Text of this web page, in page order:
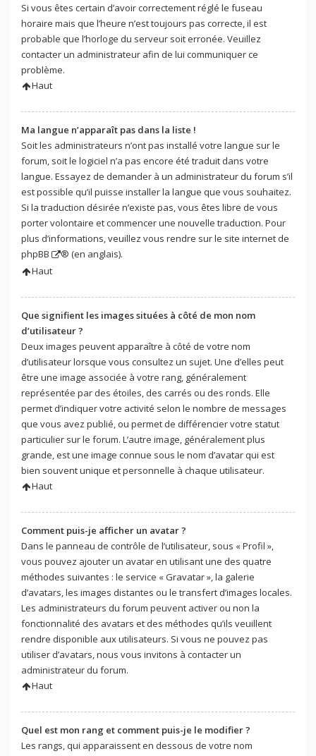
Si vous êtes certain d’avoir correctement réglé le fuseau
horaire mais que l’heure n’est toujours pas correcte, il est
probable que l’horloge du serveur soit erronée. Veuillez
contacter un administrateur afin de lui communiquer ce
problème.
Haut
Ma langue n’apparaît pas dans la liste !
Soit les administrateurs n’ont pas installé votre langue sur le
forum, soit le logiciel n’a pas encore été traduit dans votre
langue. Essayez de demander à un administrateur du forum s’il
est possible qu’il puisse installer la langue que vous souhaitez.
Si la traduction désirée n’existe pas, vous êtes libre de vous
porter volontaire et commencer une nouvelle traduction. Pour
plus d’informations, veuillez vous rendre surle site internet de
phpBB
® (en anglais).
Haut
Que signifient les images situées à côté de mon nom
d’utilisateur ?
Deux images peuvent apparaître à côté de votre nom
d’utilisateur lorsque vous consultez un sujet. Une d’elles peut
être une image associée à votre rang, généralement
représentée par des étoiles, des carrés ou des ronds. Elle
permet d’indiquer votre activité selon le nombre de messages
que vous avez publié, ou permet de différencier votre statut
particulier sur le forum. L’autre image, généralement plus
grande, est une image connue sous le nom d’avatar qui est
bien souvent unique et personnelle à chaque utilisateur.
Haut
Comment puis-je afficher un avatar ?
Dans le panneau de contrôle de l’utilisateur, sous « Profil »,
vous pouvez ajouter un avatar en utilisant une des quatre
méthodes suivantes : le service « Gravatar », la galerie
d’avatars, les images distantes ou le transfert d’images locales.
Les administrateurs du forum peuvent activer ou non la
fonctionnalité des avatars et des méthodes qu’ils veuillent
rendre disponible aux utilisateurs. Si vous ne pouvez pas
utiliser d’avatars, nous vous invitons à contacter un
administrateur du forum.
Haut
Quel est mon rang et comment puis-je le modifier ?
Les rangs, qui apparaissent en dessous de votre nom